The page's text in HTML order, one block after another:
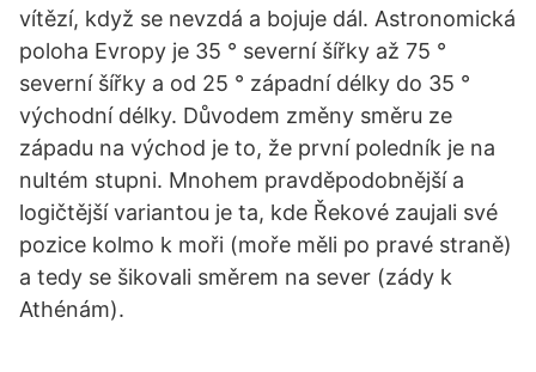
vítězí, když se nevzdá a bojuje dál. Astronomická
poloha Evropy je 35 ° severní šířky až 75 °
severní šířky a od 25 ° západní délky do 35 °
východní délky. Důvodem změny směru ze
západu na východ je to, že první poledník je na
nultém stupni. Mnohem pravděpodobnější a
logičtější variantou je ta, kde Řekové zaujali své
pozice kolmo k moři (moře měli po pravé straně)
a tedy se šikovali směrem na sever (zády k
Athénám).